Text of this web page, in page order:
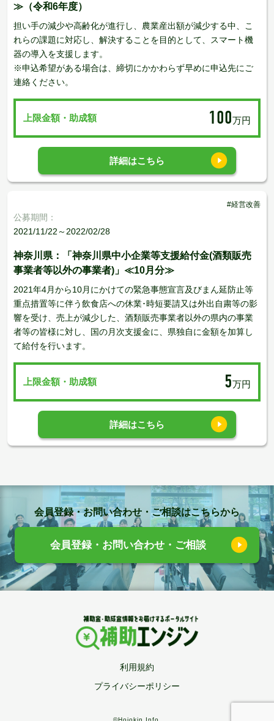
≫（令和6年度）
担い手の減少や高齢化が進行し、農業産出額が減少する中、こ
れらの課題に対応し、解決することを目的として、スマート機
器の導入を支援します。
※申込希望がある場合は、締切にかかわらず早めに申込先にご
連絡ください。
上限金額・助成額 100万円
詳細はこちら
#経営改善
公募期間：
2021/11/22～2022/02/28
神奈川県：「神奈川県中小企業等支援給付金(酒類販売
事業者等以外の事業者)」≪10月分≫
2021年4月から10月にかけての緊急事態宣言及びまん延防止等
重点措置等に伴う飲食店への休業･時短要請又は外出自粛等の影
響を受け、売上が減少した、酒類販売事業者以外の県内の事業
者等の皆様に対し、国の月次支援金に、県独自に金額を加算し
て給付を行います。
上限金額・助成額 5万円
詳細はこちら
会員登録・お問い合わせ・ご相談はこちらから
会員登録・お問い合わせ・ご相談
利用規約
プライバシーポリシー
©Hojokin Info.